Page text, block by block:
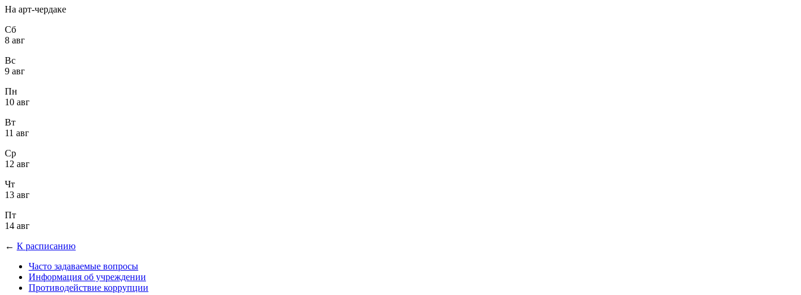
На арт-чердаке
Сб
8 авг
Вс
9 авг
Пн
10 авг
Вт
11 авг
Ср
12 авг
Чт
13 авг
Пт
14 авг
← К расписанию
Часто задаваемые вопросы
Информация об учреждении
Противодействие коррупции